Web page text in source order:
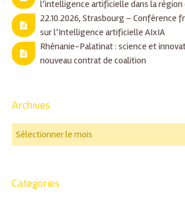
l’intelligence artificielle dans la région
22.10.2026, Strasbourg – Conférence
sur l’Intelligence artificielle AIxIA
Rhénanie-Palatinat : science et
nouveau contrat de coalition
Archives
Categories